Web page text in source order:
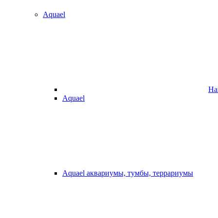
Aquael
Aquael
Aquael аквариумы, тумбы, террариумы